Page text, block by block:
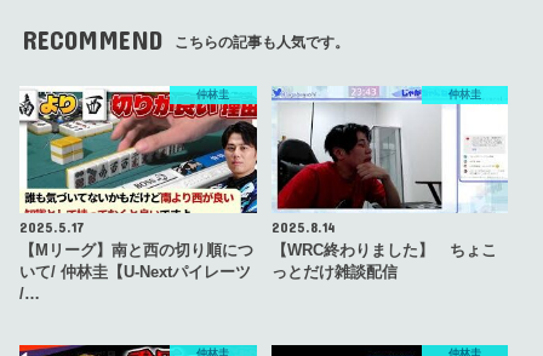
RECOMMEND こちらの記事も人気です。
仲林圭
2025.5.17
【Mリーグ】南と西の切り順につ
いて/ 仲林圭【U-Nextパイレーツ
/…
仲林圭
2025.8.14
【WRC終わりました】 ちょこ
っとだけ雑談配信